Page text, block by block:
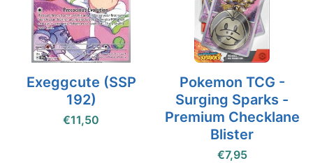
Exeggcute (SSP
192)
€11,50
Pokemon TCG -
Surging Sparks -
Premium Checklane
Blister
€7,95